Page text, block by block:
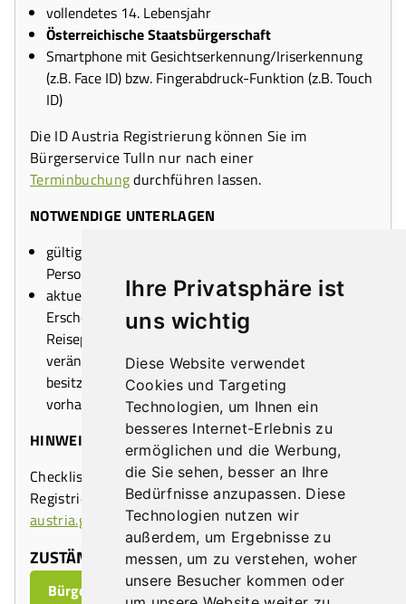
Ihre Privatsphäre ist
uns wichtig
Diese Website verwendet
Cookies und Targeting
Technologien, um Ihnen ein
besseres Internet-Erlebnis zu
ermöglichen und die Werbung,
die Sie sehen, besser an Ihre
Bedürfnisse anzupassen. Diese
Technologien nutzen wir
außerdem, um Ergebnisse zu
messen, um zu verstehen, woher
unsere Besucher kommen oder
vollendetes 14. Lebensjahr
Österreichische Staatsbürgerschaft
Smartphone mit Gesichtserkennung/Iriserkennung
(z.B. Face ID) bzw. Fingerabdruck-Funktion (z.B. Touch
ID)
Die ID Austria Registrierung können Sie im
Bürgerservice Tulln nur nach einer
Terminbuchungdurchführen lassen.
NOTWENDIGE UNTERLAGEN
gültiger Lichtbildausweis (Reisepass,
Personalausweis)
aktuelles Passfoto (nur dann, wenn sich Ihr
Erscheinungsbild seit der Ausstellung Ihres
Reisepasses oder Personalausweises wesentlich
verändert hat oder wenn Sie keinen dieser Ausweise
besitzen und auf Ihrer e-Card kein Lichtbild
vorhanden ist.)
HINWEISE
Checkliste für Ihren Behörden-Termin zur ID Austria
Registrierung: https://www.id-
austria.gv.at/de/registrieren/uebersicht/checkliste
ZUSTÄNDIGE ABTEILUNG:
Bürgerservice Front-Office